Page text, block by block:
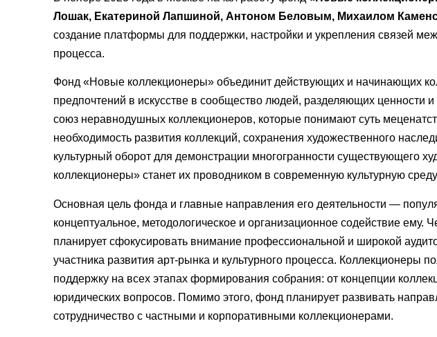
Лошак, Екатериной Лапшиной, Антоном Беловым, Михаилом
создание платформы для поддержки, настройки и укрепления связей
процесса.
Фонд «Новые коллекционеры» объединит действующих и начинающих
предпочтений в искусстве в сообщество людей, разделяющих ценности
союз неравнодушных коллекционеров, которые понимают суть
необходимость развития коллекций, сохранения художественного
культурный оборот для демонстрации многогранности существующего
коллекционеры» станет их проводником в современную культурную
Основная цель фонда и главные направления его деятельности —
концептуальное, методологическое и организационное содействие
планирует сфокусировать внимание профессиональной и широкой
участника развития арт-рынка и культурного процесса. Коллекционеры
поддержку на всех этапах формирования собрания: от концепции
юридических вопросов. Помимо этого, фонд планирует развивать
сотрудничество с частными и корпоративными коллекционерами.